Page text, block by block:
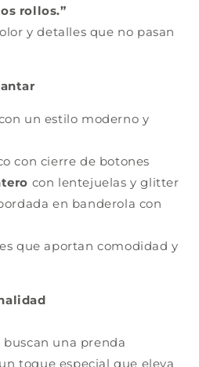
rollos.”
y detalles que no pasan
un estilo moderno y
con cierre de botones
con lentejuelas y glitter
en banderola con
que aportan comodidad y
una prenda
toque especial que eleva